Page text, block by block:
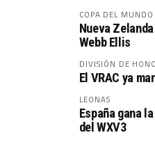
COPA DEL MUNDO
Nueva
Webb Ellis
DIVISIÓN DE
El VRAC ya
LEONAS
España gana
del WXV3